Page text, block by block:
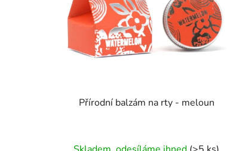
Přírodní balzám na rty - meloun